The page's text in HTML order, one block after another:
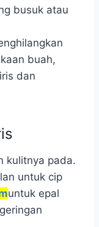
busuk atau
buah,
dan
kulitnya pada.
untuk cip
untuk epal